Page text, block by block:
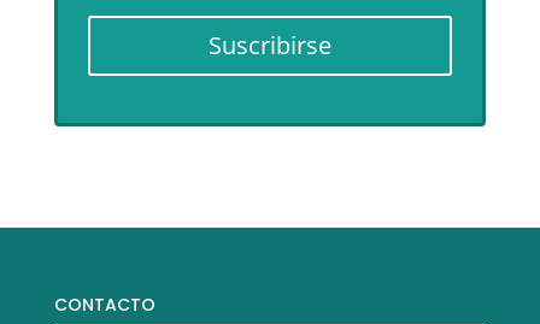
Suscribirse
CONTACTO